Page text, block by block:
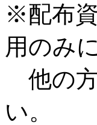
※配布
用のみ
他の方
い。